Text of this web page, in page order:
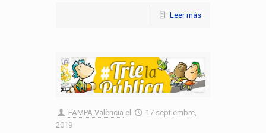
Leer más
FAMPA València el
17 septiembre,
2019